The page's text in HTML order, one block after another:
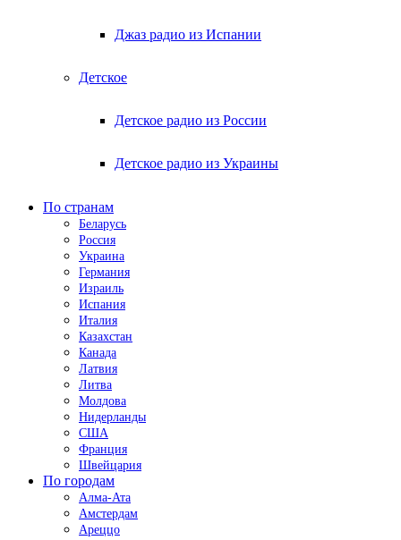
Джаз радио из Испании
Детское
Детское радио из России
Детское радио из Украины
По странам
Беларусь
Россия
Украина
Германия
Израиль
Испания
Италия
Казахстан
Канада
Латвия
Литва
Молдова
Нидерланды
США
Франция
Швейцария
По городам
Алма-Ата
Амстердам
Ареццо